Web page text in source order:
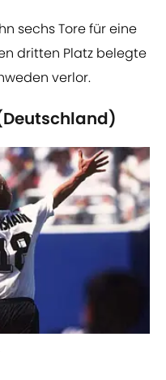
sechs Tore für eine
dritten Platz belegte
verlor.